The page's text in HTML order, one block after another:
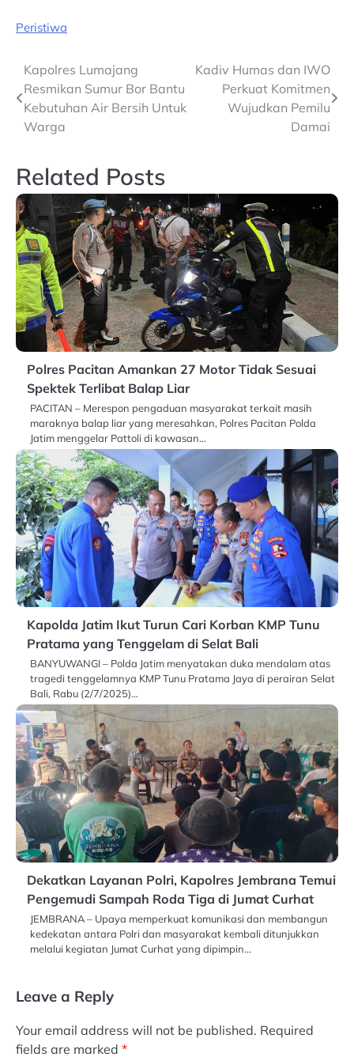
Peristiwa
Post
navigation
Kapolres Lumajang
Resmikan Sumur Bor Bantu
Kebutuhan Air Bersih Untuk
Warga
Kadiv Humas dan IWO
Perkuat Komitmen
Wujudkan Pemilu
Damai
Related Posts
Polres Pacitan Amankan 27 Motor Tidak Sesuai
Spektek Terlibat Balap Liar
PACITAN – Merespon pengaduan masyarakat terkait masih
maraknya balap liar yang meresahkan, Polres Pacitan Polda
Jatim menggelar Pattoli di kawasan…
Kapolda Jatim Ikut Turun Cari Korban KMP Tunu
Pratama yang Tenggelam di Selat Bali
BANYUWANGI – Polda Jatim menyatakan duka mendalam atas
tragedi tenggelamnya KMP Tunu Pratama Jaya di perairan Selat
Bali, Rabu (2/7/2025)…
Dekatkan Layanan Polri, Kapolres Jembrana Temui
Pengemudi Sampah Roda Tiga di Jumat Curhat
JEMBRANA – Upaya memperkuat komunikasi dan membangun
kedekatan antara Polri dan masyarakat kembali ditunjukkan
melalui kegiatan Jumat Curhat yang dipimpin…
Leave a Reply
Your email address will not be published. Required
fields are marked *